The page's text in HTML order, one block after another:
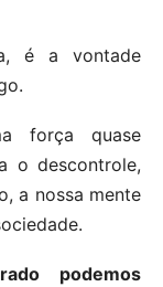
é a vontade
força quase
o descontrole,
a nossa mente
podemos